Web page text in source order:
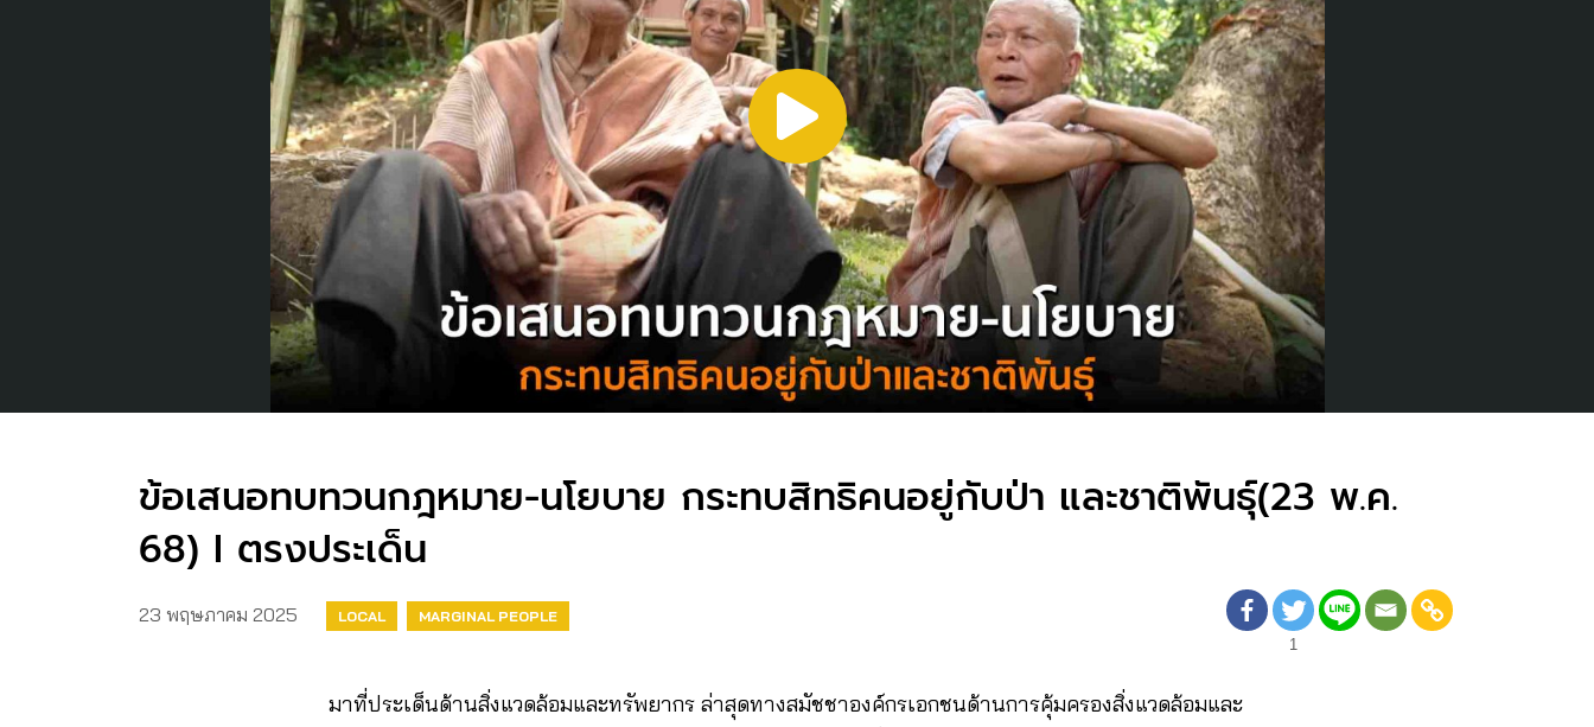
ข้อเสนอทบทวนกฎหมาย-นโยบาย กระทบสิทธิคนอยู่กับป่า และชาติพันธุ์(23 พ.ค.
68) I ตรงประเด็น
23 พฤษภาคม 2025 LOCAL
MARGINAL PEOPLE
1
มาที่ประเด็นด้านสิ่งแวดล้อมและทรัพยากร ล่าสุดทางสมัชชาองค์กรเอกชนด้านการคุ้มครองสิ่งแวดล้อมและ